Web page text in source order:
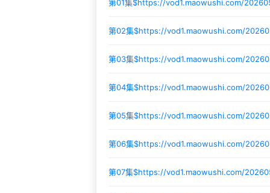
第01集$https://vod1.maowushi.com/
第02集$https://vod1.maowushi.com/
第03集$https://vod1.maowushi.com/
第04集$https://vod1.maowushi.com/
第05集$https://vod1.maowushi.com/
第06集$https://vod1.maowushi.com/
第07集$https://vod1.maowushi.com/